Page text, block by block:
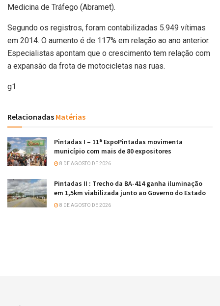
Medicina de Tráfego (Abramet).
Segundo os registros, foram contabilizadas 5.949 vítimas
em 2014. O aumento é de 117% em relação ao ano anterior.
Especialistas apontam que o crescimento tem relação com
a expansão da frota de motocicletas nas ruas.
g1
Relacionadas Matérias
Pintadas I – 11ª ExpoPintadas movimenta
município com mais de 80 expositores
8 DE AGOSTO DE 2026
Pintadas II : Trecho da BA-414 ganha iluminação
em 1,5km viabilizada junto ao Governo do Estado
8 DE AGOSTO DE 2026